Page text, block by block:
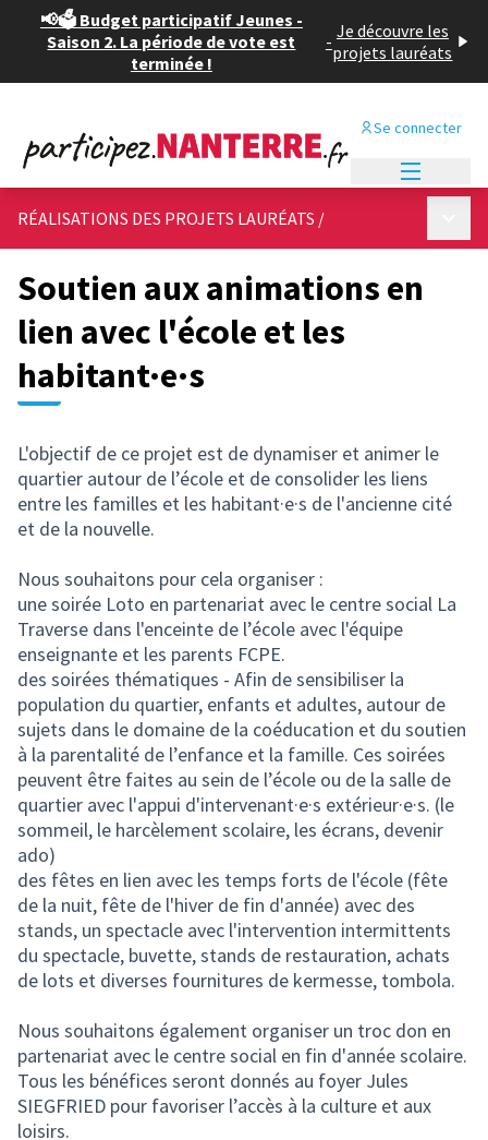
📢🗳️ Budget participatif Jeunes -
Saison 2. La période de vote est
terminée !
- Je découvre les
projets lauréats
Se connecter
RÉALISATIONS DES PROJETS LAURÉATS /
Soutien aux animations en
lien avec l'école et les
habitant·e·s
L'objectif de ce projet est de dynamiser et animer le
quartier autour de l’école et de consolider les liens
entre les familles et les habitant·e·s de l'ancienne cité
et de la nouvelle.
Nous souhaitons pour cela organiser :
une soirée Loto en partenariat avec le centre social La
Traverse dans l'enceinte de l’école avec l'équipe
enseignante et les parents FCPE.
des soirées thématiques - Afin de sensibiliser la
population du quartier, enfants et adultes, autour de
sujets dans le domaine de la coéducation et du soutien
à la parentalité de l’enfance et la famille. Ces soirées
peuvent être faites au sein de l’école ou de la salle de
quartier avec l'appui d'intervenant·e·s extérieur·e·s. (le
sommeil, le harcèlement scolaire, les écrans, devenir
ado)
des fêtes en lien avec les temps forts de l'école (fête
de la nuit, fête de l'hiver de fin d'année) avec des
stands, un spectacle avec l'intervention intermittents
du spectacle, buvette, stands de restauration, achats
de lots et diverses fournitures de kermesse, tombola.
Nous souhaitons également organiser un troc don en
partenariat avec le centre social en fin d'année scolaire.
Tous les bénéfices seront donnés au foyer Jules
SIEGFRIED pour favoriser l’accès à la culture et aux
loisirs.